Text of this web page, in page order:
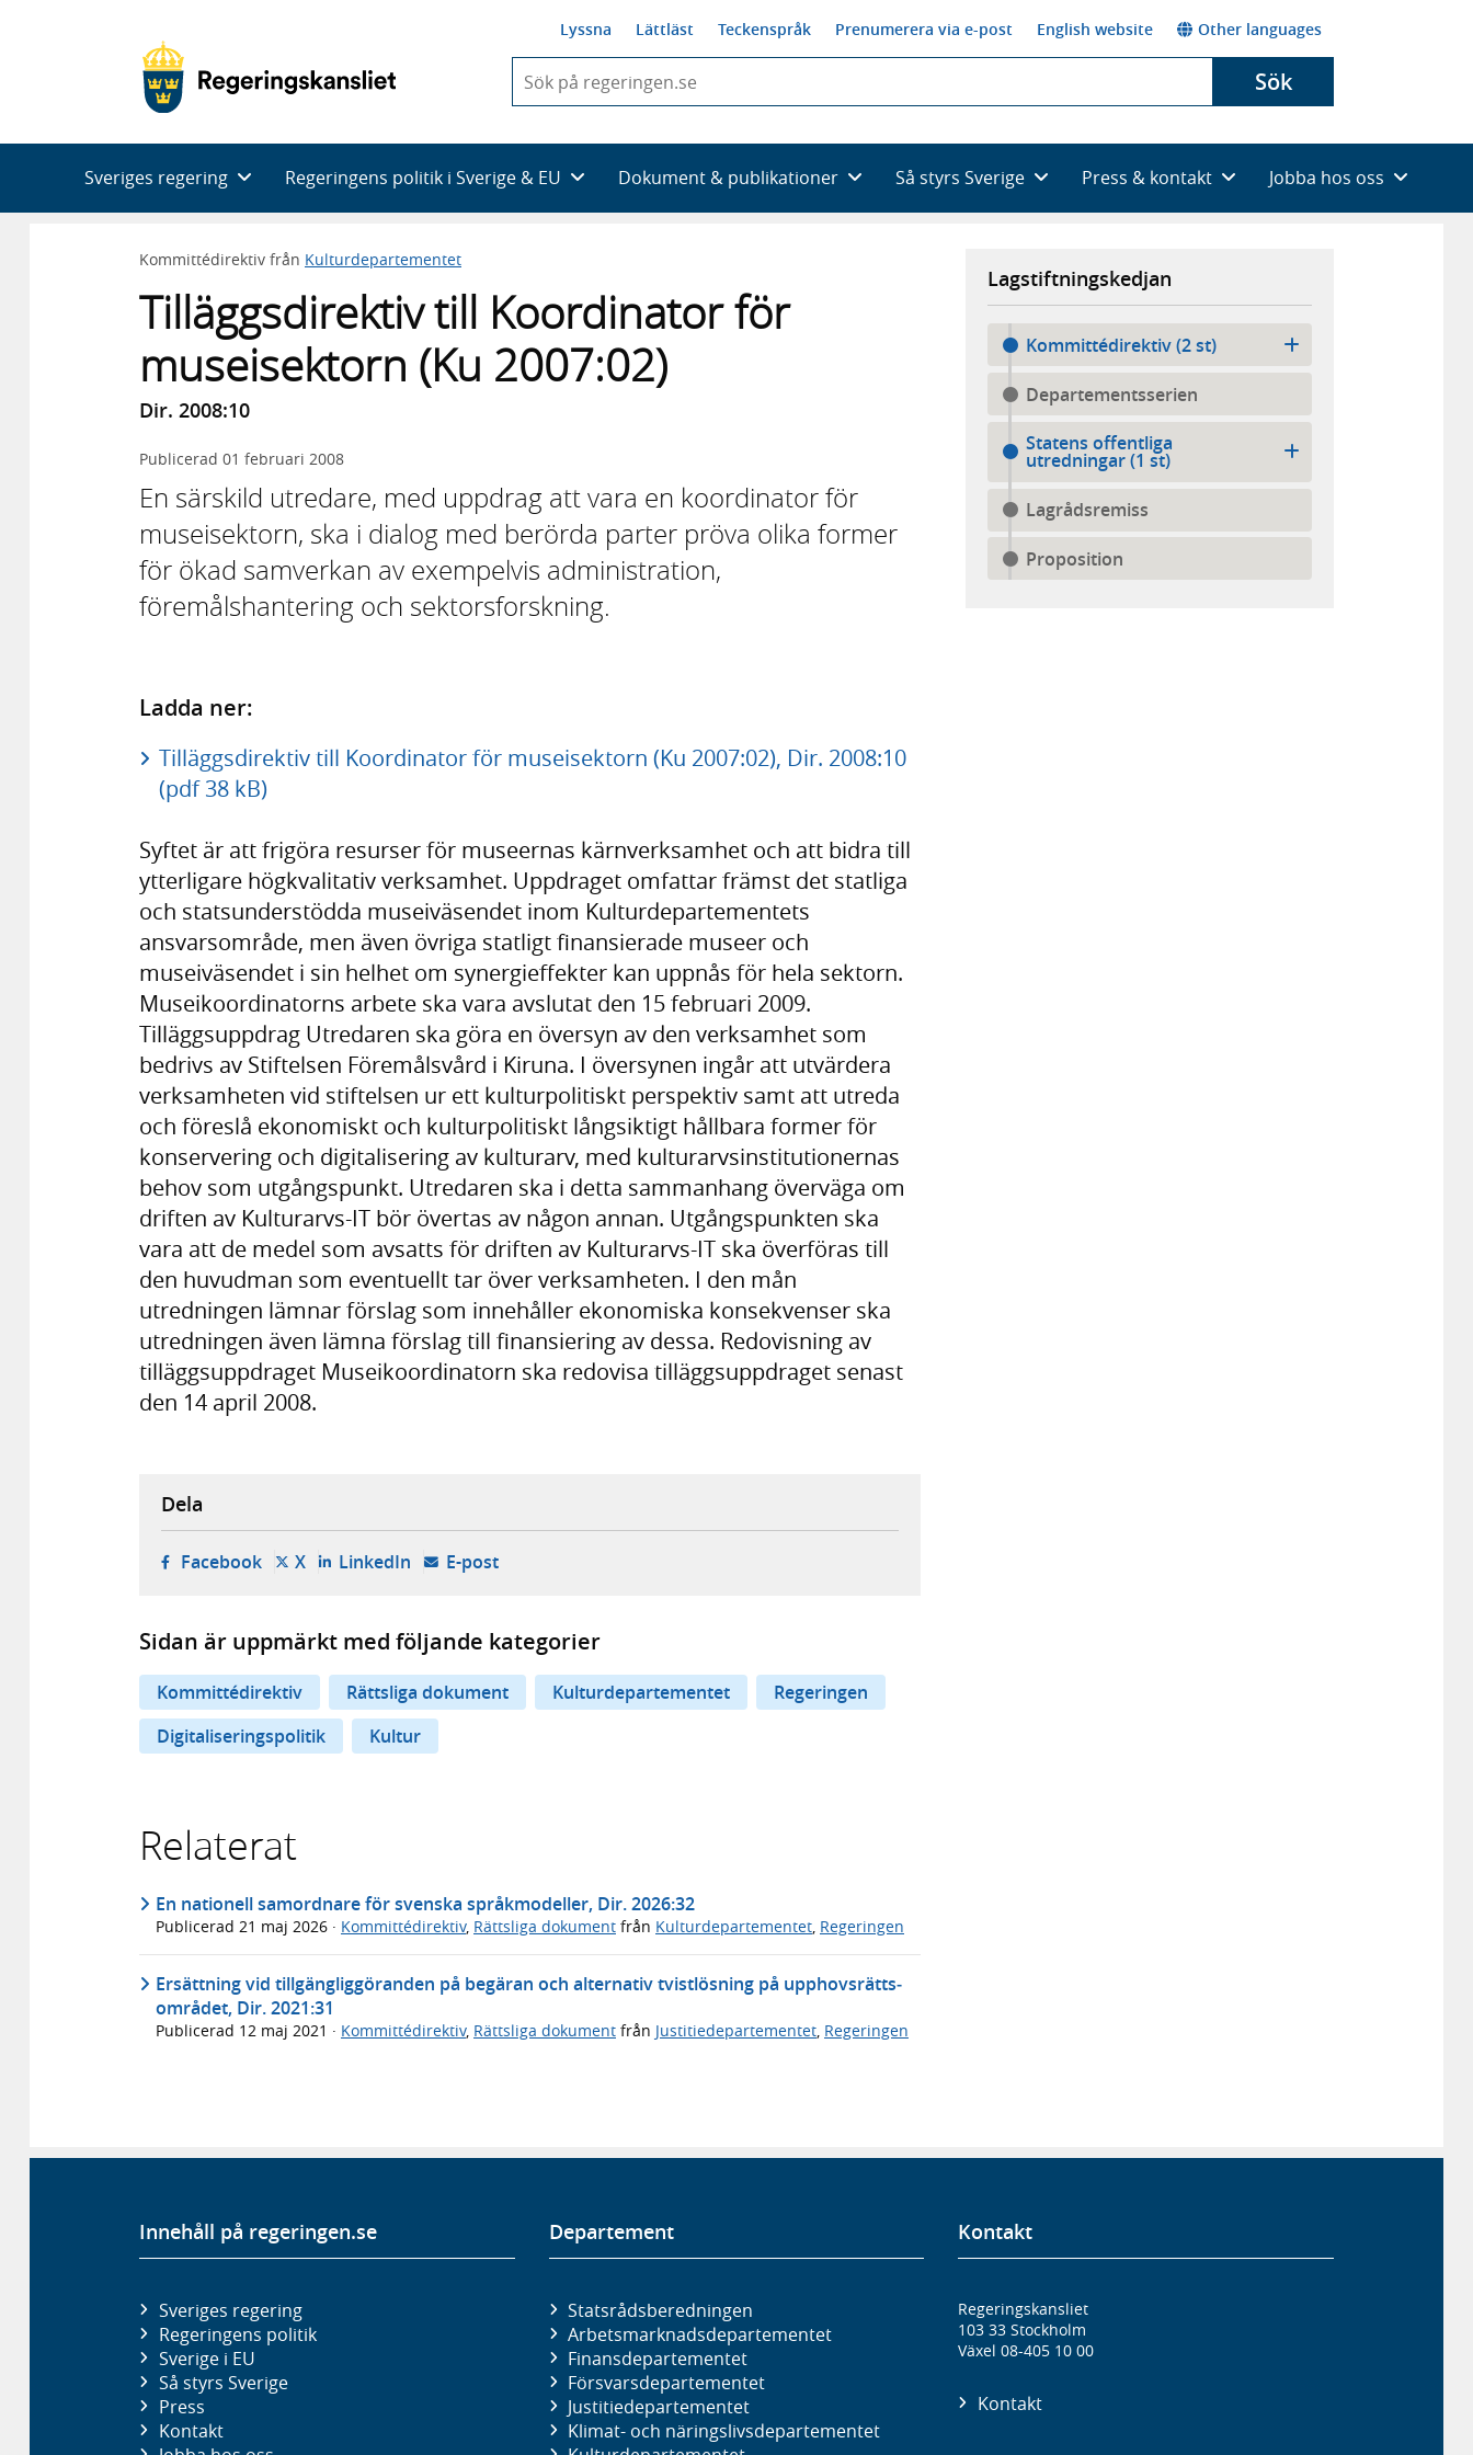
Lyssna Lättläst Teckenspråk Prenumerera via e-post English website Other languages
du
skriva
framträder
en
Sök
Sveriges regering Regeringens politik i Sverige & EU Dokument & publikationer Så styrs Sverige Press & kontakt Jobba hos oss
Kommittédirektiv från Kulturdepartementet
Tilläggsdirektiv till Koordinator för
museisektorn (Ku 2007:02)
Dir. 2008:10
Publicerad 01 februari 2008
En särskild utredare, med uppdrag att vara en koordinator för
museisektorn, ska i dialog med berörda parter pröva olika former
för ökad samverkan av exempelvis administration,
föremålshantering och sektorsforskning.
Ladda ner:
Tilläggsdirektiv till Koordinator för museisektorn (Ku 2007:02), Dir. 2008:10
(pdf 38 kB)
Syftet är att frigöra resurser för museernas kärnverksamhet och att bidra till
ytterligare högkvalitativ verksamhet. Uppdraget omfattar främst det statliga
och statsunderstödda museiväsendet inom Kulturdepartementets
ansvarsområde, men även övriga statligt finansierade museer och
museiväsendet i sin helhet om synergieffekter kan uppnås för hela sektorn.
Museikoordinatorns arbete ska vara avslutat den 15 februari 2009.
Tilläggsuppdrag Utredaren ska göra en översyn av den verksamhet som
bedrivs av Stiftelsen Föremålsvård i Kiruna. I översynen ingår att utvärdera
verksamheten vid stiftelsen ur ett kulturpolitiskt perspektiv samt att utreda
och föreslå ekonomiskt och kulturpolitiskt långsiktigt hållbara former för
konservering och digitalisering av kulturarv, med kulturarvsinstitutionernas
behov som utgångspunkt. Utredaren ska i detta sammanhang överväga om
driften av Kulturarvs-IT bör övertas av någon annan. Utgångspunkten ska
vara att de medel som avsatts för driften av Kulturarvs-IT ska överföras till
den huvudman som eventuellt tar över verksamheten. I den mån
utredningen lämnar förslag som innehåller ekonomiska konsekvenser ska
utredningen även lämna förslag till finansiering av dessa. Redovisning av
tilläggsuppdraget Museikoordinatorn ska redovisa tilläggsuppdraget senast
den 14 april 2008.
Lagstiftningskedjan
Kommittédirektiv (2 st)
Departementsserien
Statens offentliga
utredningar (1 st)
Lagrådsremiss
Proposition
Dela
Facebook- öppnas i ny flik, extern webbplats,
X- öppnas i ny flik, extern webbplats,
LinkedIn- öppnas i ny flik, extern webbplats,
E-post- öppnar din e-postklient,
Sidan är uppmärkt med följande kategorier
Kommittédirektiv Rättsliga dokument Kulturdepartementet
Regeringen
Digitaliseringspolitik
Kultur
Relaterat
En nationell samordnare för svenska språkmodeller, Dir. 2026:32
Publicerad 21 maj 2026 · Kommittédirektiv, Rättsliga dokument från Kulturdepartementet, Regeringen
Ersätt­ning vid till­gäng­lig­göran­den på begäran och alter­nativ tvist­lös­ning på upp­hovs­rätts­
området, Dir. 2021:31
Publicerad 12 maj 2021 · Kommittédirektiv, Rättsliga dokument från Justitiedepartementet, Regeringen
Innehåll på regeringen.se
Sveriges regering
Regeringens politik
Sverige i EU
Så styrs Sverige
Press
Kontakt
Departement
Statsrådsberedningen
Arbetsmarknads­departementet
Finans­departementet
Försvars­departementet
Justitie­departementet
Klimat- och näringslivs­departementet
Kontakt
Regeringskansliet
103 33 Stockholm
Växel 08-405 10 00
Kontakt